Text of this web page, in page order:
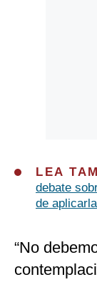
LEA
debate
de aplicarla
“No